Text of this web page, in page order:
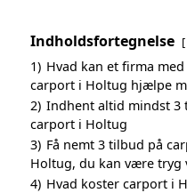
Indholdsfortegnelse
1) Hvad kan et firma
carport i Holtug hjælpe
2) Indhent altid mindst 3
carport i Holtug
3) Få nemt 3 tilbud på
Holtug, du kan være tryg
4) Hvad koster carport i